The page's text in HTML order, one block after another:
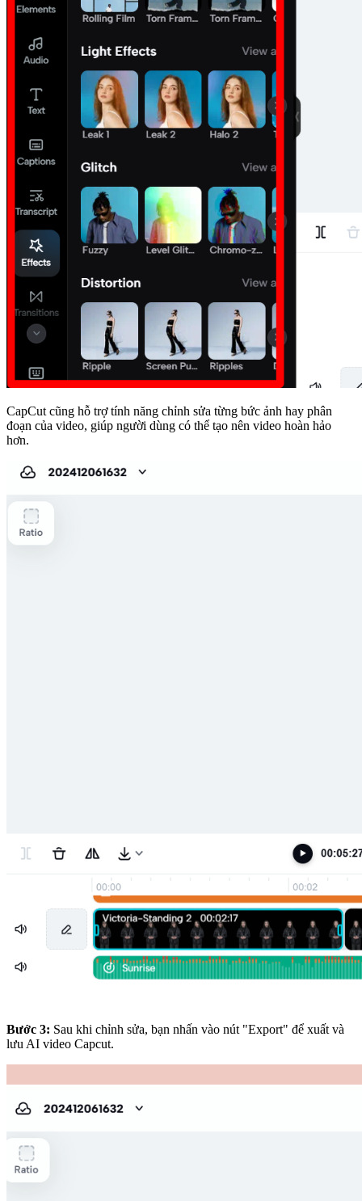
CapCut cũng hỗ trợ tính năng chỉnh sửa từng bức ảnh hay phân
đoạn của video, giúp người dùng có thể tạo nên video hoàn hảo
hơn.
Bước 3: Sau khi chỉnh sửa, bạn nhấn vào nút "Export" để xuất và
lưu AI video Capcut.